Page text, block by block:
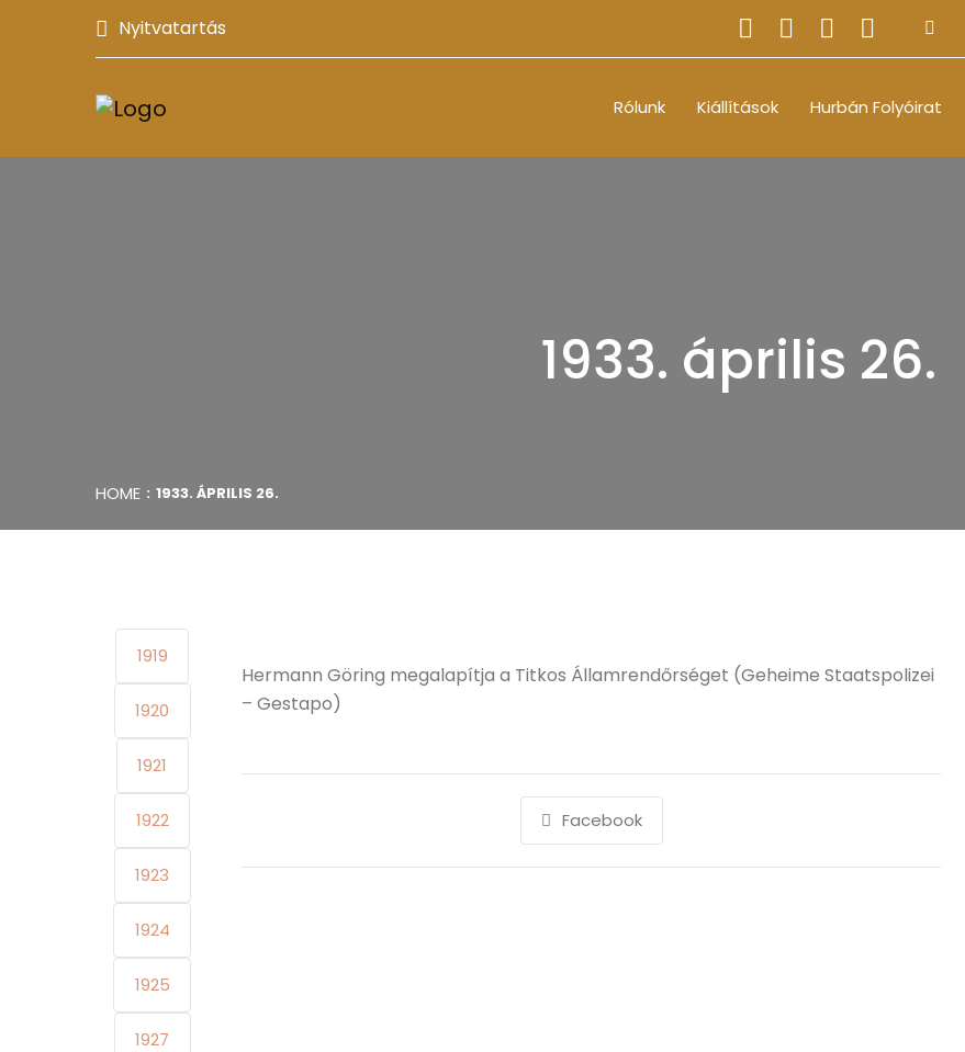
Nyitvatartás
Rólunk Kiállítások Hurbán Folyóirat
1933. április 26.
HOME 1933. ÁPRILIS 26.
1919
1920
1921
1922
1923
1924
1925
1927
Hermann Göring megalapítja a Titkos Államrendőrséget (Geheime Staatspolizei
– Gestapo)
Facebook